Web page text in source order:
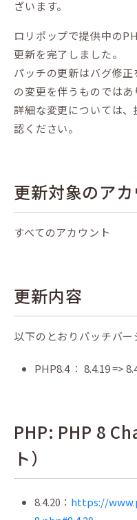
ざいます。
ロリポップで提供中の
更新を完了しました。
パッチの更新はバグ修
の変更を伴うものではあ
詳細な変更については
認ください。
更新対象のア
すべてのアカウント
更新内容
以下のとおりパッチバー
PHP8.4 ： 8.4.19 =>
PHP: PHP 8
ト）
8.4.20： https://